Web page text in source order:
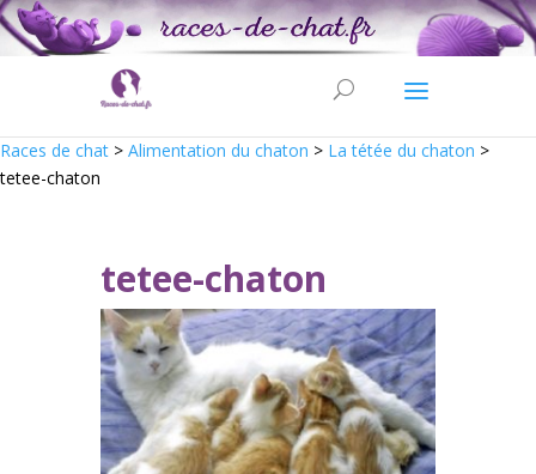
Races de chat > Alimentation du chaton > La tétée du chaton >
tetee-chaton
tetee-chaton